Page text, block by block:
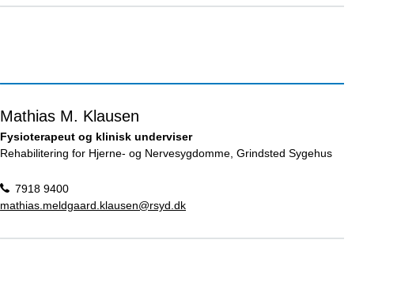
Mathias M. Klausen
Fysioterapeut og klinisk underviser
Rehabilitering for Hjerne- og Nervesygdomme, Grindsted Sygehus
7918 9400
mathias.meldgaard.klausen@rsyd.dk